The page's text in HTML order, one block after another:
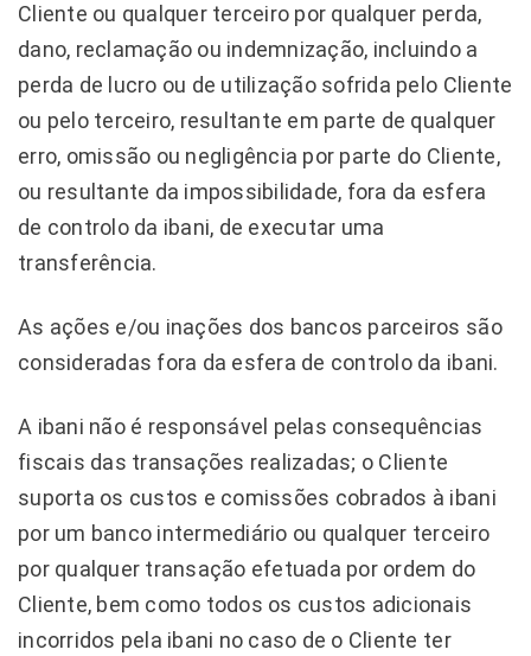
Cliente ou qualquer terceiro por qualquer perda,
dano, reclamação ou indemnização, incluindo a
perda de lucro ou de utilização sofrida pelo Cliente
ou pelo terceiro, resultante em parte de qualquer
erro, omissão ou negligência por parte do Cliente,
ou resultante da impossibilidade, fora da esfera
de controlo da ibani, de executar uma
transferência.
As ações e/ou inações dos bancos parceiros são
consideradas fora da esfera de controlo da ibani.
A ibani não é responsável pelas consequências
fiscais das transações realizadas; o Cliente
suporta os custos e comissões cobrados à ibani
por um banco intermediário ou qualquer terceiro
por qualquer transação efetuada por ordem do
Cliente, bem como todos os custos adicionais
incorridos pela ibani no caso de o Cliente ter